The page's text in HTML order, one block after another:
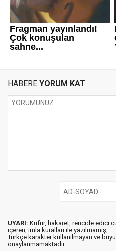
HABERE YORUM KAT
UYARI: Küfür, hakaret, rencide edici
içeren, imla kuralları ile yazılmamış,
Türkçe karakter kullanılmayan ve
onaylanmamaktadır.